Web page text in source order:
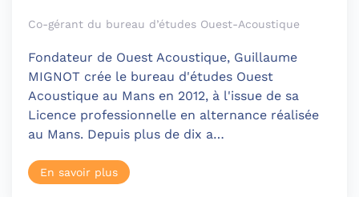
Co-gérant du bureau d’études Ouest-Acoustique
Fondateur de Ouest Acoustique, Guillaume
MIGNOT crée le bureau d'études Ouest
Acoustique au Mans en 2012, à l'issue de sa
Licence professionnelle en alternance réalisée
au Mans. Depuis plus de dix a…
En savoir plus